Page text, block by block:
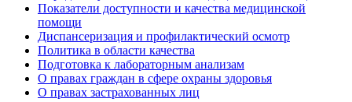
Показатели доступности и качества медицинской
помощи
Диспансеризация и профилактический осмотр
Политика в области качества
Подготовка к лабораторным анализам
О правах граждан в сфере охраны здоровья
О правах застрахованных лиц